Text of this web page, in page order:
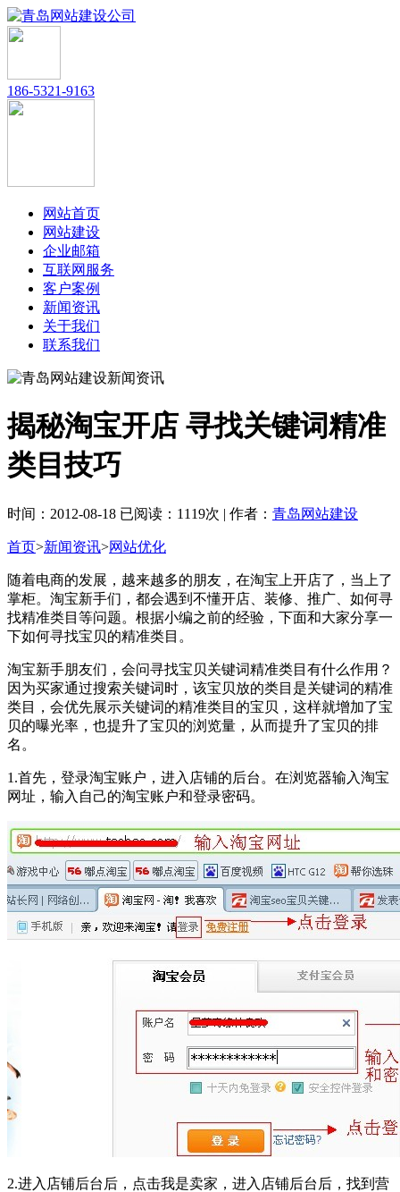
186-5321-9163
网站首页
网站建设
企业邮箱
互联网服务
客户案例
新闻资讯
关于我们
联系我们
揭秘淘宝开店 寻找关键词精准
类目技巧
时间：2012-08-18 已阅读：1119次 | 作者： 青岛网站建设
首页>新闻资讯>网站优化
随着电商的发展，越来越多的朋友，在淘宝上开店了，当上了
掌柜。淘宝新手们，都会遇到不懂开店、装修、推广、如何寻
找精准类目等问题。根据小编之前的经验，下面和大家分享一
下如何寻找宝贝的精准类目。
淘宝新手朋友们，会问寻找宝贝关键词精准类目有什么作用？
因为买家通过搜索关键词时，该宝贝放的类目是关键词的精准
类目，会优先展示关键词的精准类目的宝贝，这样就增加了宝
贝的曝光率，也提升了宝贝的浏览量，从而提升了宝贝的排
名。
1.首先，登录淘宝账户，进入店铺的后台。在浏览器输入淘宝
网址，输入自己的淘宝账户和登录密码。
2.进入店铺后台后，点击我是卖家，进入店铺后台后，找到营